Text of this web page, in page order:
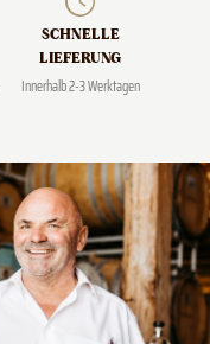
SCHNELLE
LIEFERUNG
Innerhalb 2-3 Werktagen